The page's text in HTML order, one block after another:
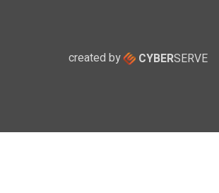
created by CYBERSERVE